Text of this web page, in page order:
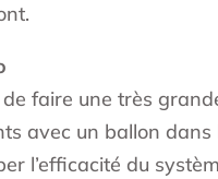
faire une très
avec un ballon dans
l’efficacité du